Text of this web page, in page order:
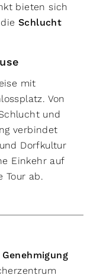
bieten sich
Schlucht
mit
Von
und
verbindet
Dorfkultur
Einkehr auf
Tour ab.
Genehmigung